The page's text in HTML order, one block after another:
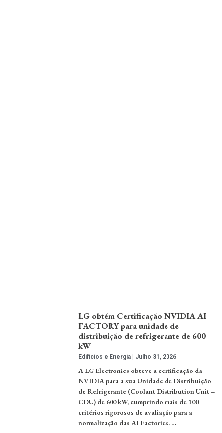
LG obtém Certificação NVIDIA AI
FACTORY para unidade de
distribuição de refrigerante de 600
kW
Edifícios e Energia Julho 31, 2026
A LG Electronics obteve a certificação da
NVIDIA para a sua Unidade de Distribuição
de Refrigerante (Coolant Distribution Unit –
CDU) de 600 kW, cumprindo mais de 100
critérios rigorosos de avaliação para a
normalização das AI Factories. …